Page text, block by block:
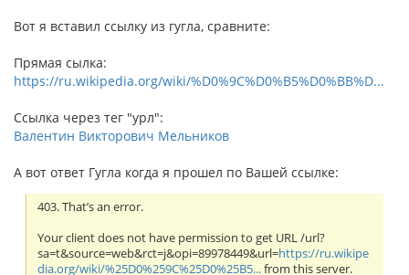
Вот я вставил ссылку из гугла, сравните:
Прямая сылка:
https://ru.wikipedia.org/wiki/%D0%9C%D0%B5%D0%BB%D...
Ссылка через тег "урл":
Валентин Викторович Мельников
А вот ответ Гугла когда я прошел по Вашей ссылке:
403. That’s an error.
Your client does not have permission to get URL /url?
sa=t&source=web&rct=j&opi=89978449&url=https://ru.wikipe
dia.org/wiki/%25D0%259C%25D0%25B5...from this server.